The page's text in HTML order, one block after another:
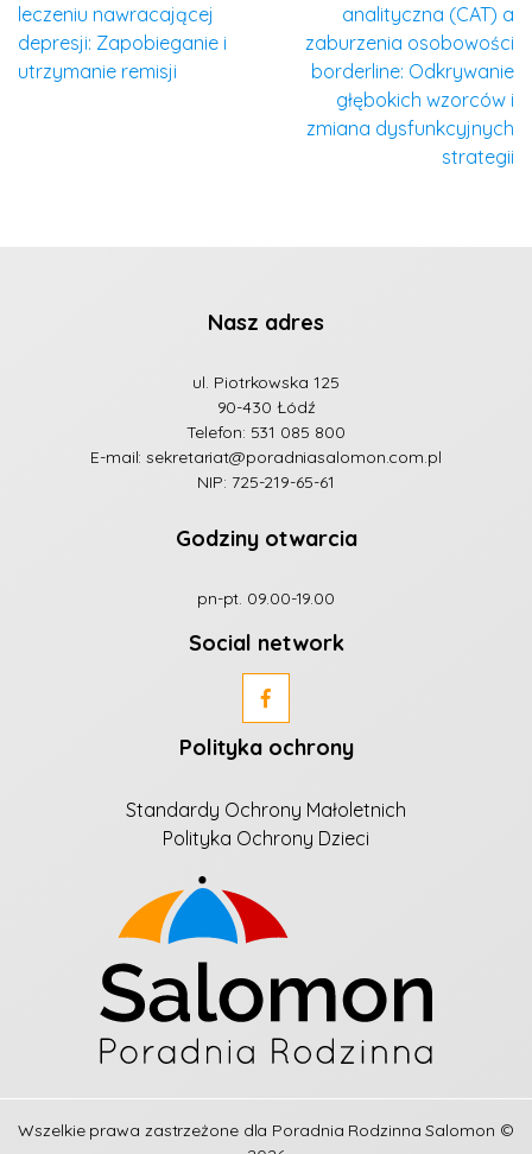
leczeniu nawracającej
depresji: Zapobieganie i
utrzymanie remisji
analityczna (CAT) a
zaburzenia osobowości
borderline: Odkrywanie
głębokich wzorców i
zmiana dysfunkcyjnych
strategii
Nasz adres
ul. Piotrkowska 125
90-430 Łódź
Telefon: 531 085 800
E-mail:sekretariat@poradniasalomon.com.pl
NIP: 725-219-65-61
Godziny otwarcia
pn-pt. 09.00-19.00
Social network
Polityka ochrony
Standardy Ochrony Małoletnich
Polityka Ochrony Dzieci
Wszelkie prawa zastrzeżone dla Poradnia Rodzinna Salomon ©